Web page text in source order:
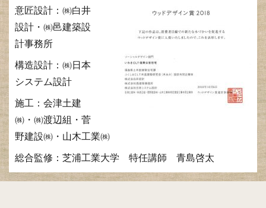
意匠設計：㈱白井
設計・㈱邑建築設
計事務所
構造設計：㈱日本
システム設計
施工：会津土建
㈱・㈱渡辺組・菅
野建設㈱・山木工業㈱
総合監修：芝浦工業大学 特任講師 青島啓太